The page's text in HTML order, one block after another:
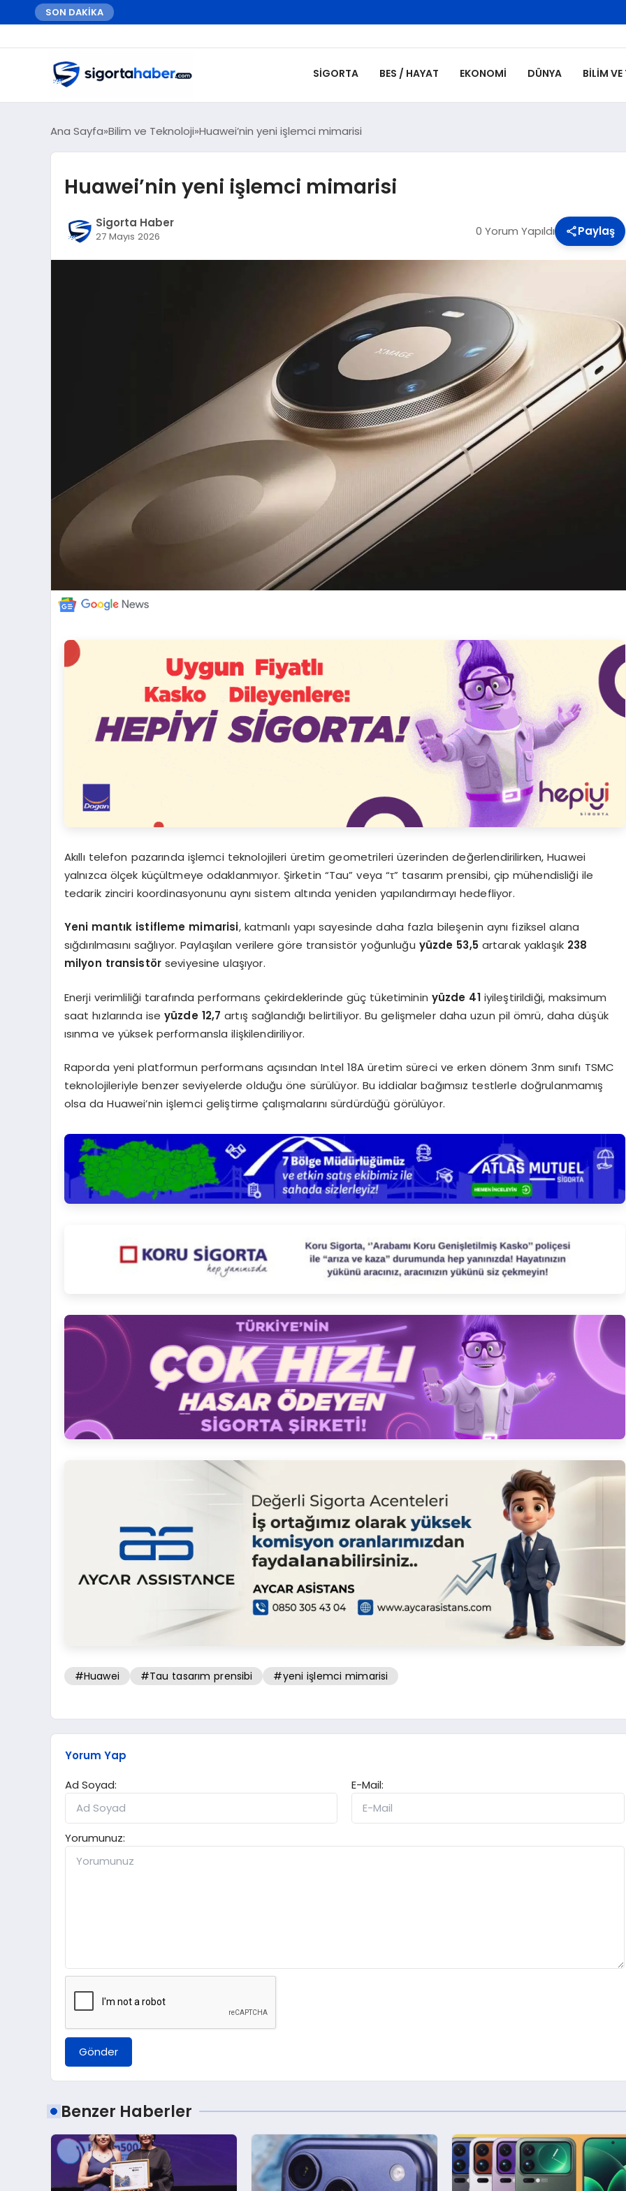
SON DAKİKA
SIGORTA BES / HAYAT EKONOMI DÜNYA BILIM
Ana Sayfa Bilim ve Teknoloji Huawei’nin yeni işlemci mimarisi
Huawei’nin yeni işlemci mimarisi
Sigorta Haber
27 Mayıs 2026 0 Yorum Yapıldı Paylaş
Akıllı telefon pazarında işlemci teknolojileri üretim geometrileri üzerinden değerlendirilirken, Huawei
yalnızca ölçek küçültmeye odaklanmıyor. Şirketin “Tau” veya “τ” tasarım prensibi, çip mühendisliği ile
tedarik zinciri koordinasyonunu aynı sistem altında yeniden yapılandırmayı hedefliyor.
Yeni mantık istifleme mimarisi, katmanlı yapı sayesinde daha fazla bileşenin aynı fiziksel alana
sığdırılmasını sağlıyor. Paylaşılan verilere göre transistör yoğunluğu yüzde 53,5 artarak yaklaşık 238
milyon transistör seviyesine ulaşıyor.
Enerji verimliliği tarafında performans çekirdeklerinde güç tüketiminin yüzde 41iyileştirildiği, maksimum
saat hızlarında ise yüzde 12,7 artış sağlandığı belirtiliyor. Bu gelişmeler daha uzun pil ömrü, daha düşük
ısınma ve yüksek performansla ilişkilendiriliyor.
Raporda yeni platformun performans açısından Intel 18A üretim süreci ve erken dönem 3nm sınıfı TSMC
teknolojileriyle benzer seviyelerde olduğu öne sürülüyor. Bu iddialar bağımsız testlerle doğrulanmamış
olsa da Huawei’nin işlemci geliştirme çalışmalarını sürdürdüğü görülüyor.
#Huawei #Tau tasarım prensibi #yeni işlemci mimarisi
Yorum Yap
Ad Soyad:
E-Mail:
Yorumunuz:
Gönder
Benzer Haberler